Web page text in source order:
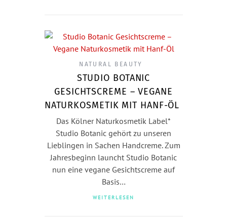
NATURAL BEAUTY
STUDIO BOTANIC
GESICHTSCREME – VEGANE
NATURKOSMETIK MIT HANF-ÖL
Das Kölner Naturkosmetik Label*
Studio Botanic gehört zu unseren
Lieblingen in Sachen Handcreme. Zum
Jahresbeginn launcht Studio Botanic
nun eine vegane Gesichtscreme auf
Basis…
WEITERLESEN